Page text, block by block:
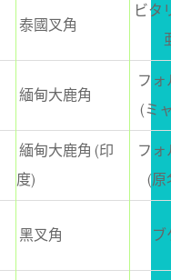
泰國叉角
ビタ
緬甸大鹿角
フ
(ミ
緬甸大鹿角 (印
度)
フ
(原
黑叉角